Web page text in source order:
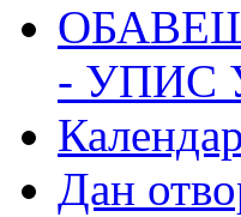
- УПИС
Дан